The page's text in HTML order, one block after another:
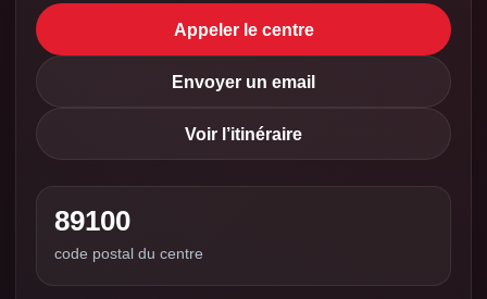
Appeler le centre
Envoyer un email
Voir l’itinéraire
89100
code postal du centre